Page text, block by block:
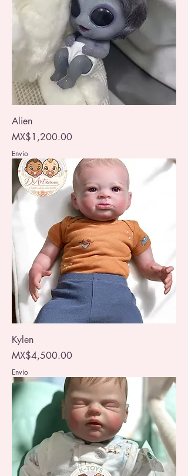
Alien
Price
MX$1,200.00
Envio
Kylen
Price
MX$4,500.00
Envio